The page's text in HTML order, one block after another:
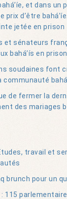
et dans un
prix d’être
jetée en prison
et sénateurs
bahá’ís en prison
soudaines font
communauté
de fermer la
des mariages
travail et
brunch pour un
: 115